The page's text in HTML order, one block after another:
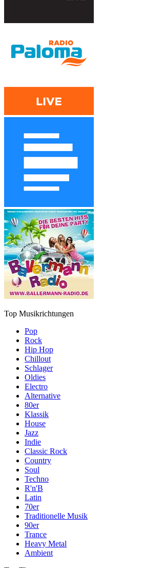
Top Musikrichtungen
Pop
Rock
Hip Hop
Chillout
Schlager
Oldies
Electro
Alternative
80er
Klassik
House
Jazz
Indie
Classic Rock
Country
Soul
Techno
R'n'B
Latin
70er
Traditionelle Musik
90er
Trance
Heavy Metal
Ambient